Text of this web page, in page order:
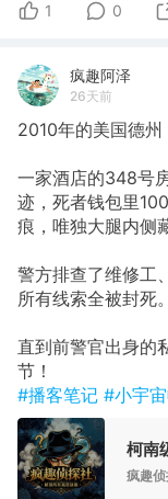
1 0
疯趣阿泽
26天前
2010年的美国德州
一家酒店的348号
迹，死者钱包里
痕，唯独大腿内侧
警方排查了维修工
所有线索全被封死。
直到前警官出身的
节！
#播客笔记 #小宇
柯南
疯趣